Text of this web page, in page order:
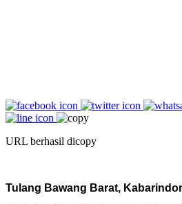
URL berhasil dicopy
Tulang Bawang Barat,